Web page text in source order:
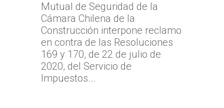
Mutual de Seguridad de la
Cámara Chilena de la
Construcción interpone reclamo
en contra de las Resoluciones
169 y 170, de 22 de julio de
2020, del Servicio de
Impuestos...